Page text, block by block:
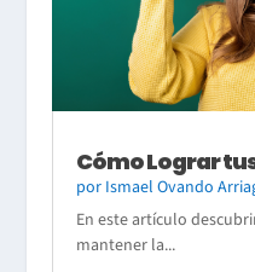
Cómo Lograr
por Ismael Ovando
En este artículo
mantener la...